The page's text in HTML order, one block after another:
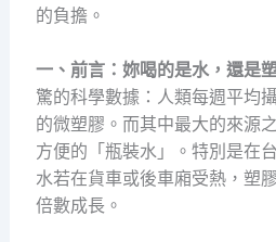
的負擔。
一、前言：妳喝的是水，還是
驚的科學數據：人類每週平均
的微塑膠。而其中最大的來源
方便的「瓶裝水」。特別是在
水若在貨車或後車廂受熱，塑
倍數成長。